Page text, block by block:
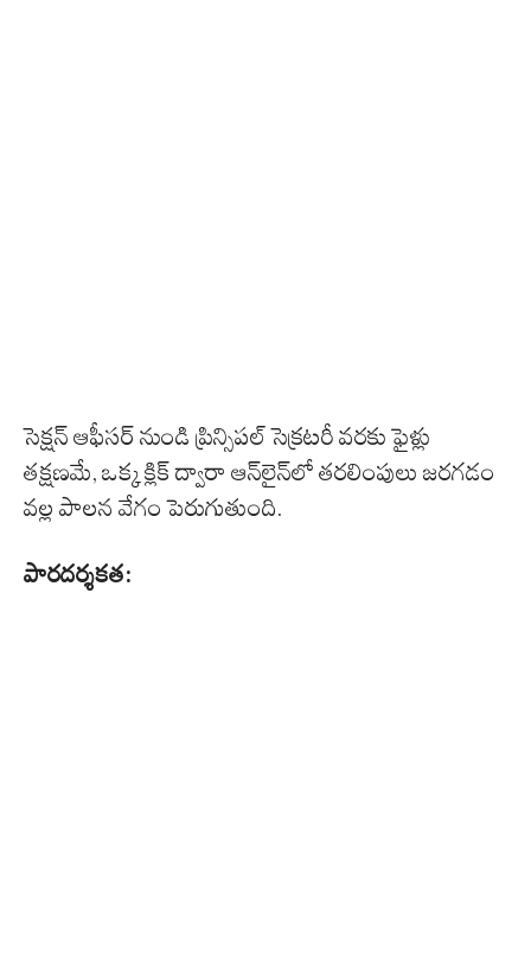
సెక్షన్ ఆఫీసర్ నుండి ప్రిన్సిపల్ సెక్రటరీ వరకు ఫైళ్లు
తక్షణమే, ఒక్క క్లిక్ ద్వారా ఆన్‌లైన్‌లో తరలింపులు జరగడం
వల్ల పాలన వేగం పెరుగుతుంది.
పారదర్శకత: